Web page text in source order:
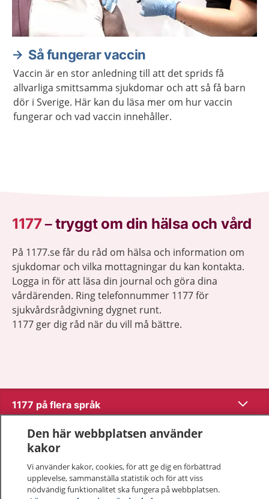
Så fungerar vaccin
Vaccin är en stor anledning till att det sprids få
allvarliga smittsamma sjukdomar och att så få barn
dör i Sverige. Här kan du läsa mer om hur vaccin
fungerar och vad vaccin innehåller.
1177–tryggt om din hälsa och vård
På 1177.se får du råd om hälsa och information om
sjukdomar och vilka mottagningar du kan kontakta.
Logga in för att läsa din journal och göra dina
vårdärenden. Ring telefonnummer 1177 för
sjukvårdsrådgivning dygnet runt.
1177 ger dig råd när du vill må bättre.
1177 på flera språk Visa
Om 1177
Kontakt
Den här webbplatsen använder
kakor
Vi använder kakor, cookies, för att ge dig en förbättrad
upplevelse, sammanställa statistik och för att viss
nödvändig funktionalitet ska fungera på webbplatsen.